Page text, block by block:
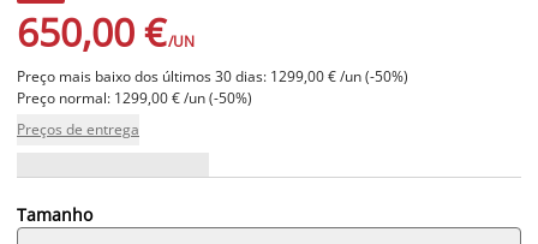
650,00 €/UN
Preço mais baixo dos últimos 30 dias: 1299,00 € /un (-50%)
Preço normal: 1299,00 € /un (-50%)
Preços de entrega
Tamanho